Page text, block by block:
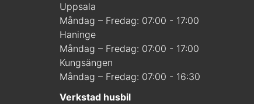
Uppsala
Måndag – Fredag: 07:00 - 17:00
Haninge
Måndag – Fredag: 07:00 - 17:00
Kungsängen
Måndag – Fredag: 07:00 - 16:30
Verkstad husbil